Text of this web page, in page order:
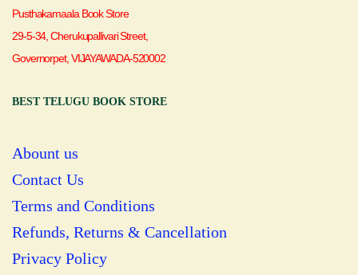
Pusthakamaala Book Store
29-5-34, Cherukupallivari Street,
Governorpet, VIJAYAWADA-520002
BEST TELUGU BOOK STORE
Abount us
Contact Us
Terms and Conditions
Refunds, Returns & Cancellation
Privacy Policy